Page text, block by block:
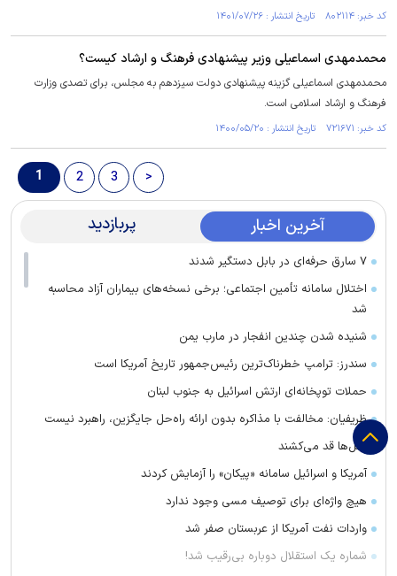
کد خبر: ۸۰۲۱۱۴ تاریخ انتشار : ۱۴۰۱/۰۷/۲۶
محمدمهدی اسماعیلی وزیر پیشنهادی فرهنگ و ارشاد کیست؟
محمدمهدی اسماعیلی گزینه پیشنهادی دولت سیزدهم به مجلس، برای تصدی وزارت
فرهنگ و ارشاد اسلامی است.
کد خبر: ۷۲۱۶۷۱ تاریخ انتشار : ۱۴۰۰/۰۵/۲۰
1 2 3 >
آخرین اخبار پربازدید
۷ سارق حرفه‌ای در بابل دستگیر شدند
اختلال سامانه تأمین اجتماعی؛ برخی نسخه‌های بیماران آزاد محاسبه
شد
شنیده شدن چندین انفجار در مارب یمن
سندرز: ترامپ خطرناک‌ترین رئیس‌جمهور تاریخ آمریکا است
حملات توپخانه‌ای ارتش اسرائیل به جنوب لبنان
ظریفیان: مخالفت با مذاکره بدون ارائه راه‌حل جایگزین، راهبرد نیست
دکل‌ها قد می‌کشند
آمریکا و اسرائیل سامانه «پیکان» را آزمایش کردند
هیچ واژه‌ای برای توصیف مسی وجود ندارد
واردات نفت آمریکا از عربستان صفر شد
شماره یک استقلال دوباره بی‌رقیب شد!